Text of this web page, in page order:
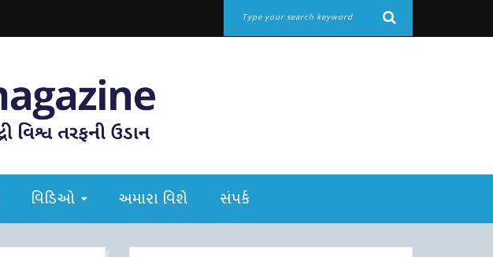
વિડિઓ અમારા વિશે સંપર્ક